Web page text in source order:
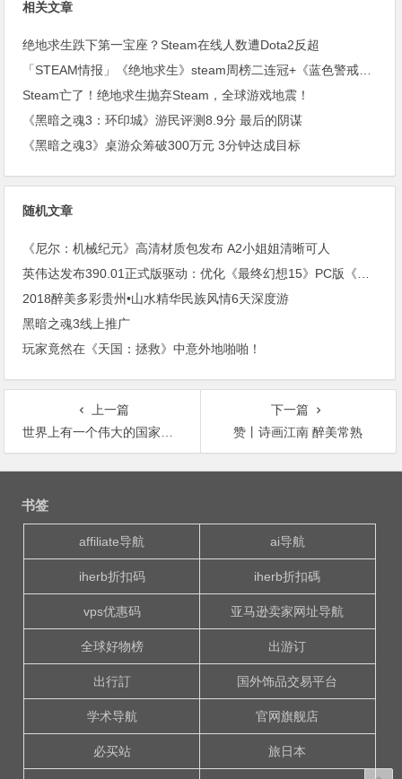
相关文章
绝地求生跌下第一宝座？Steam在线人数遭Dota2反超
Steam亡了！绝地求生抛弃Steam，全球游戏地震！
《黑暗之魂3：环印城》游民评测8.9分 最后的阴谋
《黑暗之魂3》桌游众筹破300万元 3分钟达成目标
随机文章
《尼尔：机械纪元》高清材质包发布 A2小姐姐清晰可人
2018醉美多彩贵州•山水精华民族风情6天深度游
黑暗之魂3线上推广
玩家竟然在《天国：拯救》中意外地啪啪！
上一篇
世界上有一个伟大的国家，就是——中国。
下一篇
赞丨诗画江南 醉美常熟
文
书签
affiliate导航 ai导航
iherb折扣码 iherb折扣碼
vps优惠码 亚马逊卖家网址导航
全球好物榜 出游订
出行訂 国外饰品交易平台
学术导航 官网旗舰店
必买站 旅日本